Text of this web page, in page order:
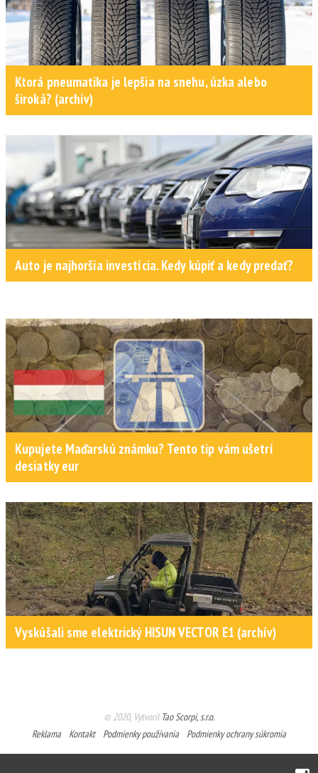
Ktorá pneumatika je lepšia na snehu, úzka alebo
široká? (archív)
Auto je najhoršia investícia. Kedy kúpiť a kedy predať?
Kupujete Maďarskú známku? Tento tip vám ušetrí
desiatky eur
Vyskúšali sme elektrický HISUN VECTOR E1 (archív)
© 2020, Vytvoril Tao Scorpi, s.r.o.
Reklama
Kontakt Podmienky používania Podmienky ochrany súkromia